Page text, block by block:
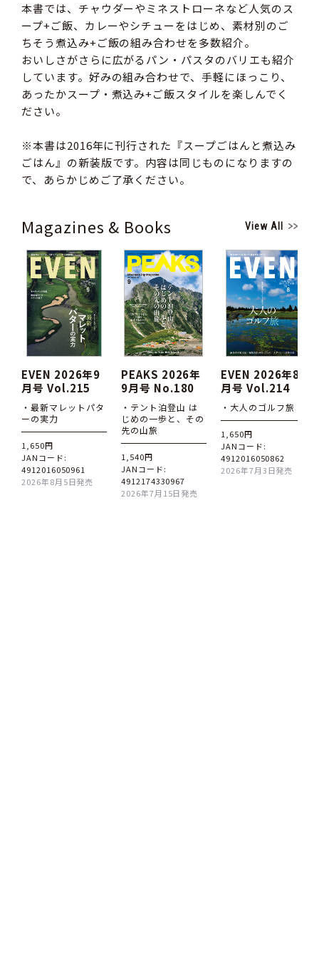
本書では、チャウダーやミネストローネなど人気のス
ープ+ご飯、カレーやシチューをはじめ、素材別のご
ちそう煮込み+ご飯の組み合わせを多数紹介。
おいしさがさらに広がるパン・パスタのバリエも紹介
しています。好みの組み合わせで、手軽にほっこり、
あったかスープ・煮込み+ご飯スタイルを楽しんでく
ださい。
※本書は2016年に刊行された『スープごはんと煮込み
ごはん』の新装版です。内容は同じものになりますの
で、あらかじめご了承ください。
Magazines & Books View All
EVEN 2026年9
月号 Vol.215
・最新マレットパタ
ーの実力
1,650円
JANコード:
4912016050961
2026年8月5日発売
PEAKS 2026年
9月号 No.180
・テント泊登山 は
じめの一歩と、その
先の山旅
1,540円
JANコード:
4912174330967
2026年7月15日発売
EVEN 2026年8
月号 Vol.214
・大人のゴルフ旅
1,650円
JANコード:
4912016050862
2026年7月3日発売